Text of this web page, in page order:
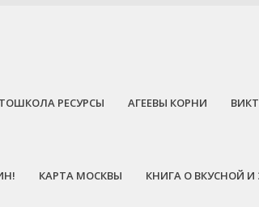
РЕСУРСЫ АГЕЕВЫ КОРНИ
КАРТА МОСКВЫ КНИГА О ВКУСНОЙ